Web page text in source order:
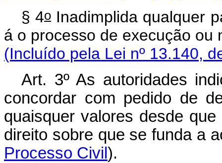
§ 4oInadimplida qualquer
á o processo de execução ou
(Incluído pela Lei nº 13.140,
Art. 3º As autoridades
concordar com pedido de
quaisquer valores desde
direito sobre que se funda a
Processo Civil ).